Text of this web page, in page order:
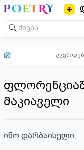
მაკიაველი
ინო დარბაისელი